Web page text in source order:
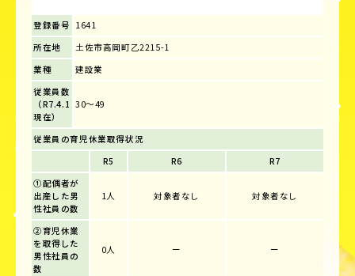
登録番号 1641
所在地
土佐市高岡町乙2215-1
業種
建設業
従業員数
（R7.4.1
現在）
30～49
従業員の育児休業取得状況
R5
R6
R7
①配偶者が
出産した男
性社員の数
1人 対象者なし 対象者なし
②育児休業
を取得した
男性社員の
数
0人 ー ー